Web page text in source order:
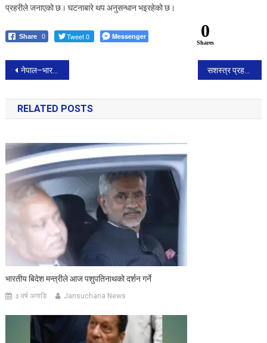
प्रहरीले जनाएको छ। घटनाबारे थप अनुसन्धान भइरहेको छ।
Share 0 Tweet 0 Messenger 0
Shares
Post
navigation
नेपाल–भारत सीमामा संयुक्त फायर फाइटिङ अभ्यास, विपद् व्यवस्थापनमा सहकार्य थप मजबुत सशस्त्र प्रहरीको तस्करी नियन्त्रण अभियानमा ठूलो सफलता : ५८ लाखभन्दा बढीका अवैध सामानसहित पिकअप भ्यान नियन्त्रणमा
RELATED POSTS
भारतीय बिदेश मन्त्रीले आज पशुपतिनाथको दर्शन गर्ने
३ वर्ष अगाडि Jansuchana News